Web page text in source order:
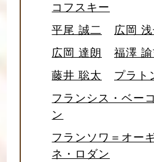
コフスキー
平尾 誠二
広岡
広岡 達朗
福澤
藤井 聡太
プラト
フランシス・ベー
ン
フランソワ＝オー
ネ・ロダン